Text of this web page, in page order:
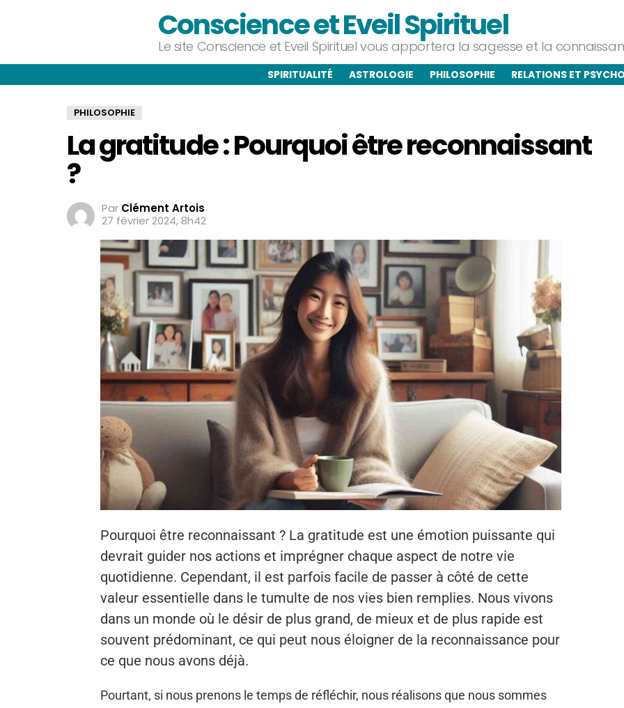
Conscience et Eveil Spirituel
Le site Conscience et Eveil Spirituel vous apportera la sagesse et la
SPIRITUALITÉ ASTROLOGIE PHILOSOPHIE RELATIONS ET
PHILOSOPHIE
La gratitude : Pourquoi être reconnaissant
?
Par Clément Artois
27 février 2024, 8h42
Pourquoi être reconnaissant ? La gratitude est une émotion puissante qui
devrait guider nos actions et imprégner chaque aspect de notre vie
quotidienne. Cependant, il est parfois facile de passer à côté de cette
valeur essentielle dans le tumulte de nos vies bien remplies. Nous vivons
dans un monde où le désir de plus grand, de mieux et de plus rapide est
souvent prédominant, ce qui peut nous éloigner de la reconnaissance pour
ce que nous avons déjà.
Pourtant, si nous prenons le temps de réfléchir, nous réalisons que nous sommes